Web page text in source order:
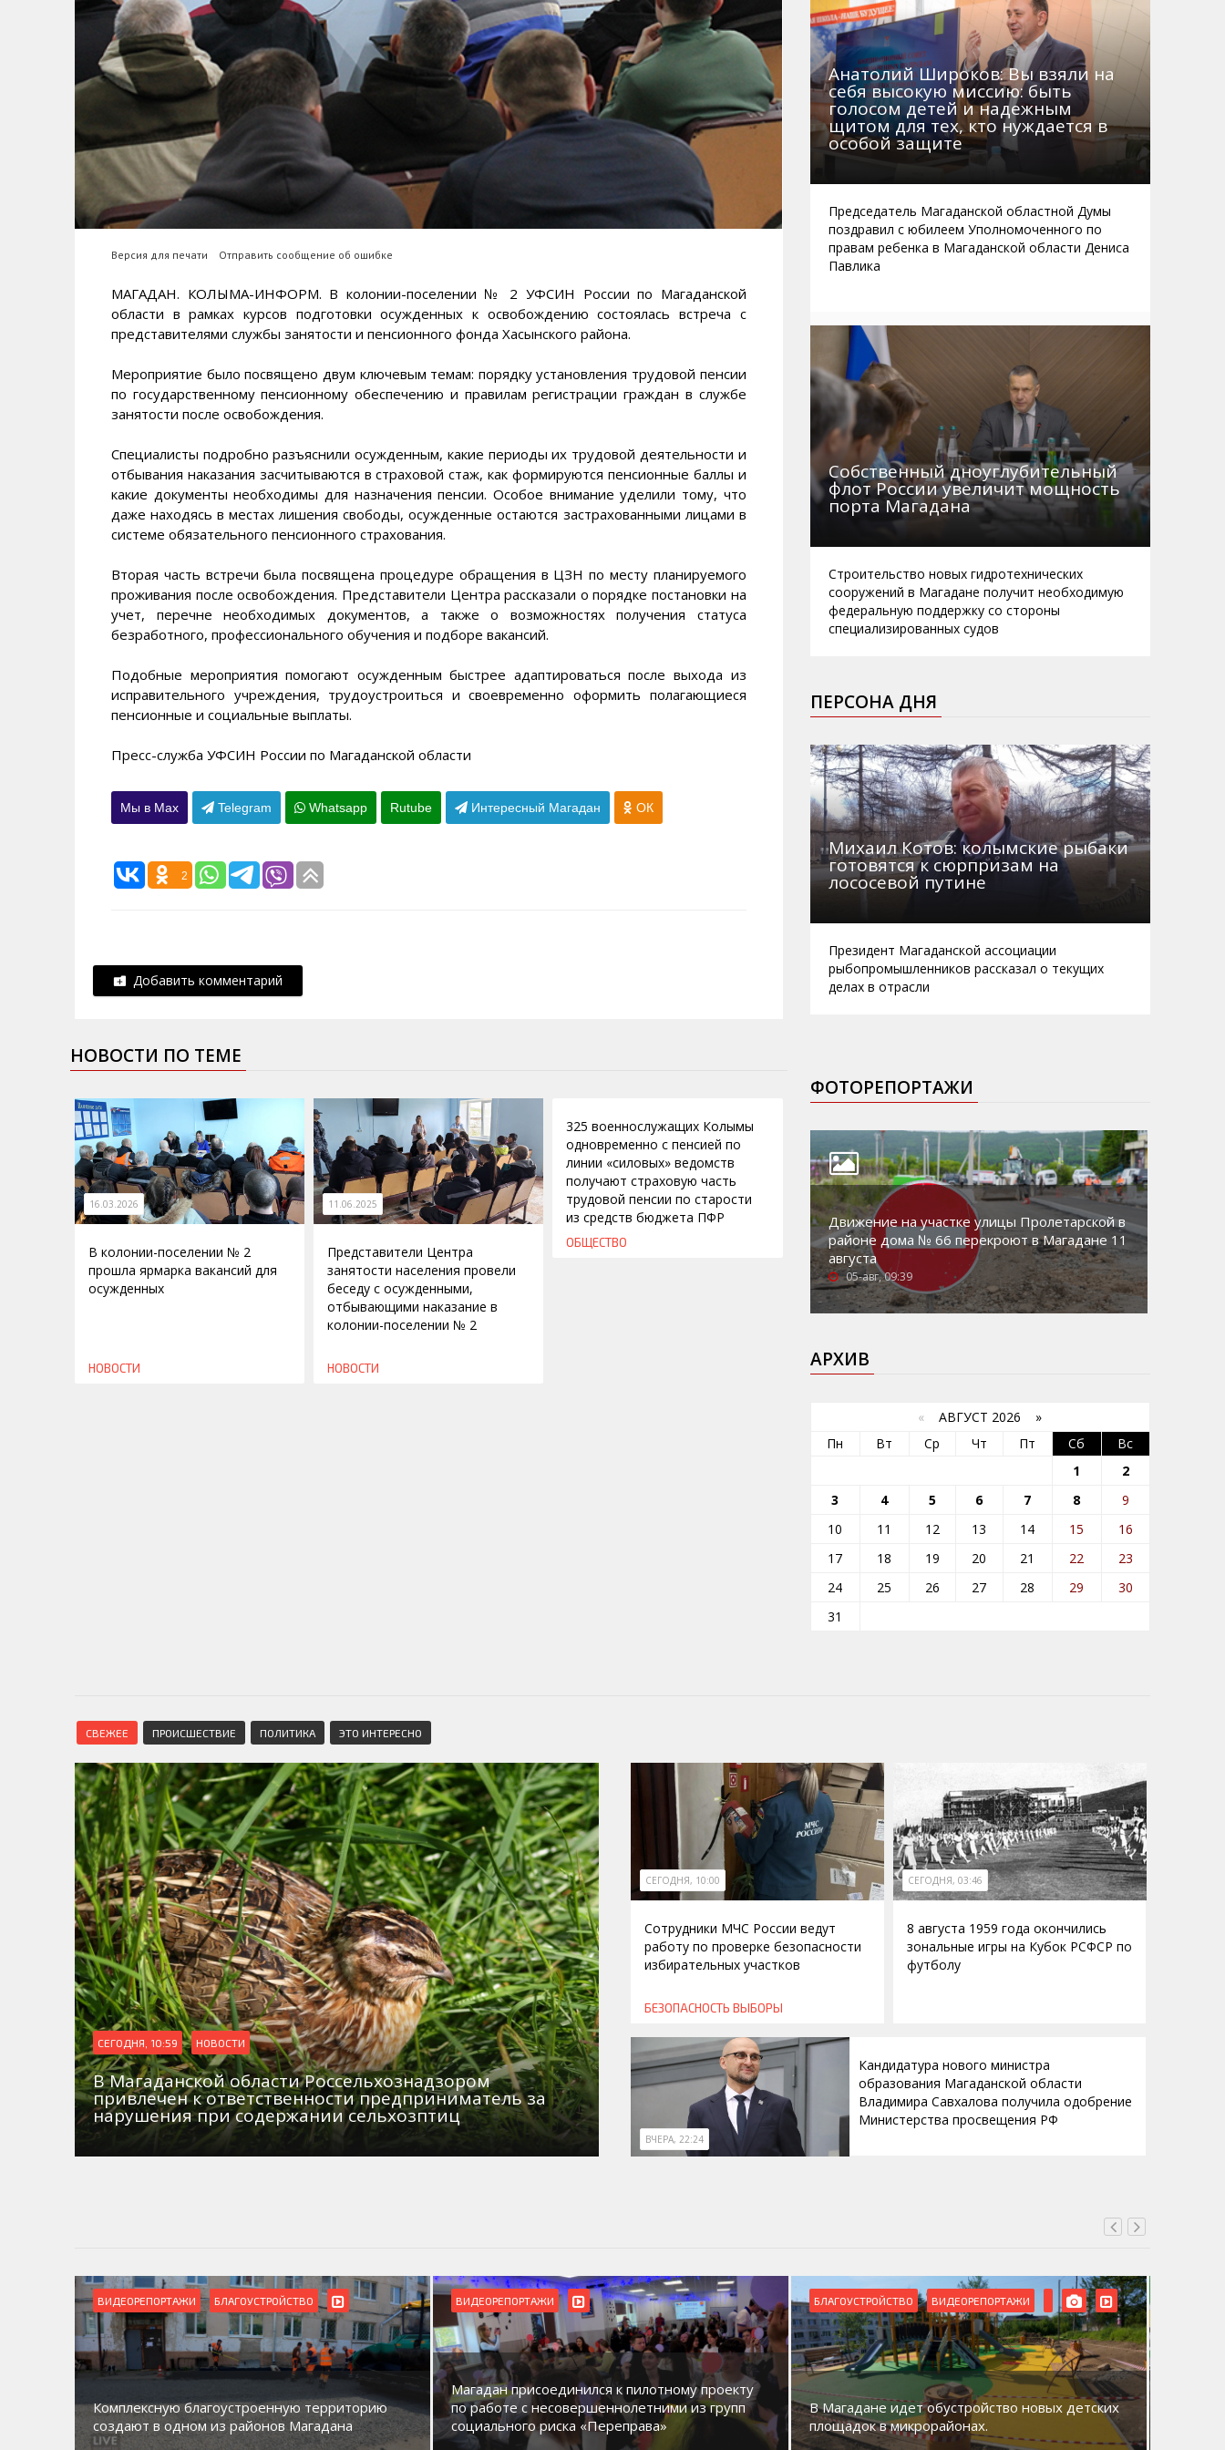
Версия для печати Отправить сообщение об ошибке
МАГАДАН. КОЛЫМА-ИНФОРМ. В колонии-поселении № 2 УФСИН России по Магаданской
области в рамках курсов подготовки осужденных к освобождению состоялась встреча с
представителями службы занятости и пенсионного фонда Хасынского района.
Мероприятие было посвящено двум ключевым темам: порядку установления трудовой пенсии
по государственному пенсионному обеспечению и правилам регистрации граждан в службе
занятости после освобождения.
Специалисты подробно разъяснили осужденным, какие периоды их трудовой деятельности и
отбывания наказания засчитываются в страховой стаж, как формируются пенсионные баллы и
какие документы необходимы для назначения пенсии. Особое внимание уделили тому, что
даже находясь в местах лишения свободы, осужденные остаются застрахованными лицами в
системе обязательного пенсионного страхования.
Вторая часть встречи была посвящена процедуре обращения в ЦЗН по месту планируемого
проживания после освобождения. Представители Центра рассказали о порядке постановки на
учет, перечне необходимых документов, а также о возможностях получения статуса
безработного, профессионального обучения и подборе вакансий.
Подобные мероприятия помогают осужденным быстрее адаптироваться после выхода из
исправительного учреждения, трудоустроиться и своевременно оформить полагающиеся
пенсионные и социальные выплаты.
Пресс-служба УФСИН России по Магаданской области
Мы в Max Telegram Whatsapp Rutube Интересный Магадан ОК
2
Добавить комментарий
НОВОСТИ ПО ТЕМЕ
16.03.2026
В колонии-поселении № 2
прошла ярмарка вакансий для
осужденных
НОВОСТИ
11.06.2025
Представители Центра
занятости населения провели
беседу с осужденными,
отбывающими наказание в
колонии-поселении № 2
НОВОСТИ
325 военнослужащих Колымы
одновременно с пенсией по
линии «силовых» ведомств
получают страховую часть
трудовой пенсии по старости
из средств бюджета ПФР
ОБЩЕСТВО
Анатолий Широков: Вы взяли на
себя высокую миссию: быть
голосом детей и надежным
щитом для тех, кто нуждается в
особой защите
Председатель Магаданской областной Думы
поздравил с юбилеем Уполномоченного по
правам ребенка в Магаданской области Дениса
Павлика
Собственный дноуглубительный
флот России увеличит мощность
порта Магадана
Строительство новых гидротехнических
сооружений в Магадане получит необходимую
федеральную поддержку со стороны
специализированных судов
ПЕРСОНА ДНЯ
Михаил Котов: колымские рыбаки
готовятся к сюрпризам на
лососевой путине
Президент Магаданской ассоциации
рыбопромышленников рассказал о текущих
делах в отрасли
ФОТОРЕПОРТАЖИ
Движение на участке улицы Пролетарской в
районе дома № 66 перекроют в Магадане 11
августа
05-авг, 09:39
АРХИВ
« АВГУСТ 2026 »
Пн
Вт Ср Чт Пт Сб
Вс
1
2
3
4 5 6 7 8
9
10
11 12 13 14 15
16
17
18 19 20 21 22
23
24
25 26 27 28 29
30
31
СВЕЖЕЕ ПРОИСШЕСТВИЕ ПОЛИТИКА ЭТО ИНТЕРЕСНО
СЕГОДНЯ, 10:59 НОВОСТИ
В Магаданской области Россельхознадзором
привлечен к ответственности предприниматель за
нарушения при содержании сельхозптиц
СЕГОДНЯ, 10:00
Сотрудники МЧС России ведут
работу по проверке безопасности
избирательных участков
БЕЗОПАСНОСТЬ ВЫБОРЫ
СЕГОДНЯ, 03:46
8 августа 1959 года окончились
зональные игры на Кубок РСФСР по
футболу
ВЧЕРА, 22:24
Кандидатура нового министра
образования Магаданской области
Владимира Савхалова получила одобрение
Министерства просвещения РФ
ВИДЕОРЕПОРТАЖИ БЛАГОУСТРОЙСТВО
Комплексную благоустроенную территорию
создают в одном из районов Магадана
ВИДЕОРЕПОРТАЖИ
Магадан присоединился к пилотному проекту
по работе с несовершеннолетними из групп
социального риска «Переправа»
БЛАГОУСТРОЙСТВО ВИДЕОРЕПОРТАЖИ
В Магадане идет обустройство новых детских
площадок в микрорайонах.